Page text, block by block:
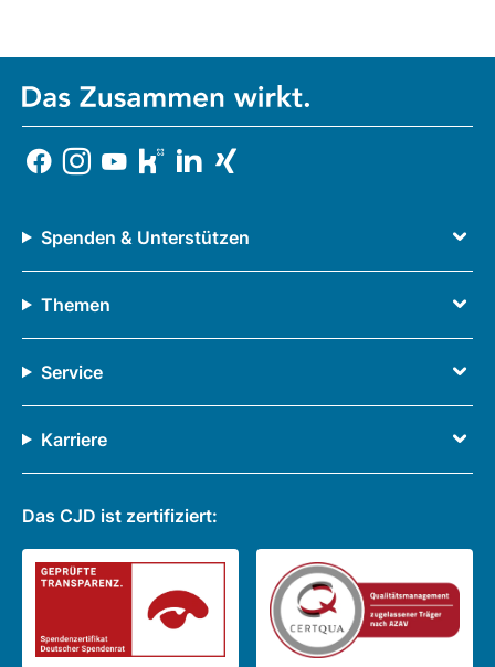
Spenden & Unterstützen
Themen
Service
Karriere
Das CJD ist zertifiziert: